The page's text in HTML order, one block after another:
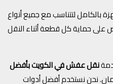
بالكامل لتتناسب مع جميع أنواع
على حماية كل قطعة أثناء النقل
نقل عفش في الكويت بأفضل
نحن نستخدم أفضل أدوات